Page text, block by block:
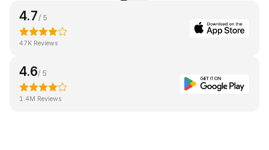
4.7/ 5
47K Reviews
4.6/ 5
1.4M Reviews